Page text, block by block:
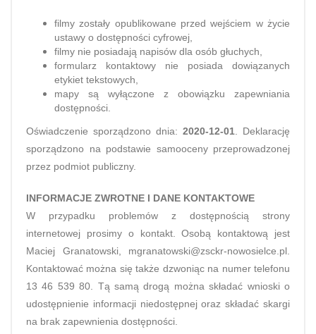
filmy zostały opublikowane przed wejściem w życie
ustawy o dostępności cyfrowej,
filmy nie posiadają napisów dla osób głuchych,
formularz kontaktowy nie posiada dowiązanych
etykiet tekstowych,
mapy są wyłączone z obowiązku zapewniania
dostępności.
Oświadczenie sporządzono dnia: 2020-12-01 . Deklarację
sporządzono na podstawie samooceny przeprowadzonej
przez podmiot publiczny.
INFORMACJE ZWROTNE I DANE KONTAKTOWE
W przypadku problemów z dostępnością strony
internetowej prosimy o kontakt. Osobą kontaktową jest
Maciej Granatowski, mgranatowski@zsckr-nowosielce.pl.
Kontaktować można się także dzwoniąc na numer telefonu
13 46 539 80. Tą samą drogą można składać wnioski o
udostępnienie informacji niedostępnej oraz składać skargi
na brak zapewnienia dostępności.